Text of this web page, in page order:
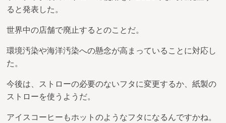
ると発表した。
世界中の店舗で廃止するとのことだ。
環境汚染や海洋汚染への懸念が高まっていることに対応し
た。
今後は、ストローの必要のないフタに変更するか、紙製の
ストローを使うようだ。
アイスコーヒーもホットのようなフタになるんですかね。